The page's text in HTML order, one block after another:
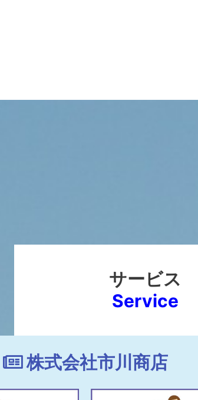
サービス
Service
株式会社市川商店